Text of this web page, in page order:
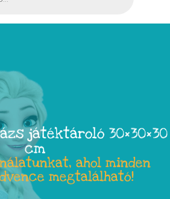
játéktároló 30×30×30
cm
ahol minden
megtalálható!